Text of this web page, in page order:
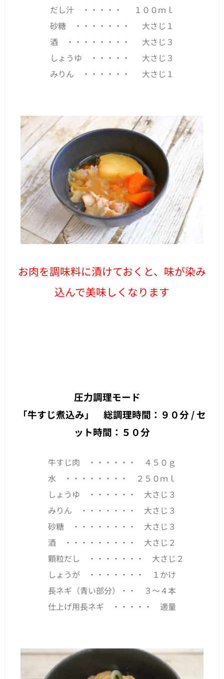
だし汁 ・・・・・ １００ｍｌ
砂糖 ・・・・・・・ 大さじ１
酒 ・・・・・・・・ 大さじ３
しょうゆ ・・・・・ 大さじ３
みりん ・・・・・・ 大さじ１
お肉を調味料に漬けておくと、味が染み
込んで美味しくなります
圧力調理モード
「牛すじ煮込み」 総調理時間：９０分 / セ
ット時間：５０分
牛すじ肉 ・・・・・・ ４５０ｇ
水 ・・・・・・・・ ２５０ｍｌ
しょうゆ ・・・・・・ 大さじ３
みりん ・・・・・・・ 大さじ３
砂糖 ・・・・・・・・ 大さじ３
酒 ・・・・・・・・・ 大さじ２
顆粒だし ・・・・・・・ 大さじ２
しょうが ・・・・・・・ １かけ
長ネギ（青い部分）・・ ３～４本
仕上げ用長ネギ ・・・・・ 適量